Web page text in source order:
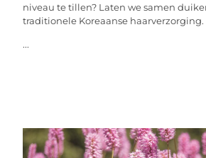
niveau te tillen? Laten we samen
traditionele Koreaanse haarverzorging.
...